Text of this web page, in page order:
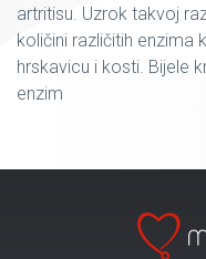
artritisu. Uzrok takvoj
količini različitih enzima
hrskavicu i kosti. Bijele
enzim